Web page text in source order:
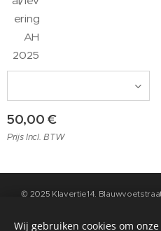
ering
AH
2025
50,00 €
Prijs Incl. BTW
© 2025 Klavertje14,
raadplegen op de pagina
Wij gebruiken cookies om